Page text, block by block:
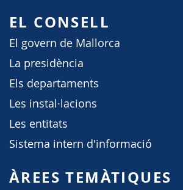
EL CONSELL
El govern de Mallorca
La presidència
Els departaments
Les instal·lacions
Les entitats
Sistema intern d'informació
ÀREES TEMÀTIQUES